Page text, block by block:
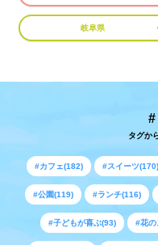
岐阜県
タグか
#カフェ(182) #スイーツ(170)
#公園(119) #ランチ(116)
#子どもが喜ぶ(93) #花の